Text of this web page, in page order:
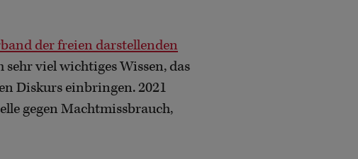
der freien darstellenden
viel wichtiges Wissen, das
Diskurs einbringen. 2021
gegen Machtmissbrauch,